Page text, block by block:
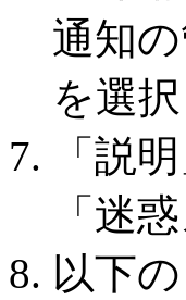
「説
「迷
以下